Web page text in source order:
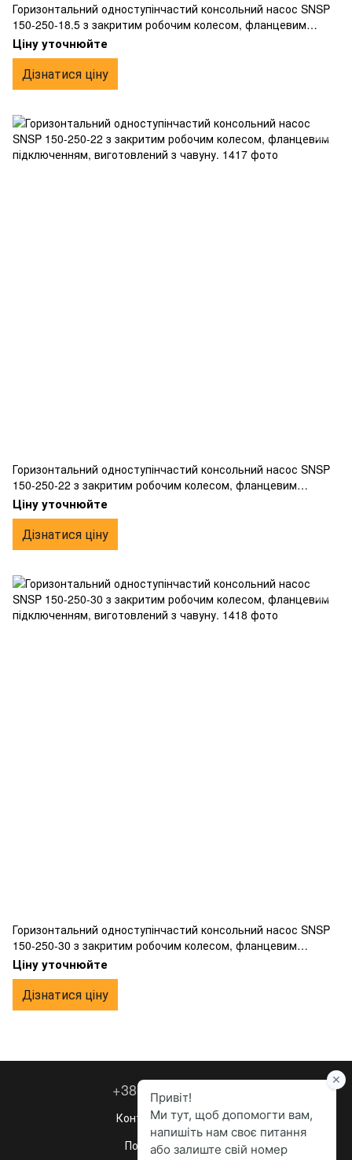
Горизонтальний одноступінчастий консольний насос SNSP
150-250-18.5 з закритим робочим колесом, фланцевим
підключенням, виготовлений з чавуну.
Ціну уточнюйте
Дізнатися ціну
Горизонтальний одноступінчастий консольний насос SNSP
150-250-22 з закритим робочим колесом, фланцевим
підключенням, виготовлений з чавуну.
Ціну уточнюйте
Дізнатися ціну
Горизонтальний одноступінчастий консольний насос SNSP
150-250-30 з закритим робочим колесом, фланцевим
підключенням, виготовлений з чавуну.
Ціну уточнюйте
Дізнатися ціну
+38 067 260-36-63
Контактна інформація
Повна версія сайту